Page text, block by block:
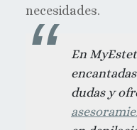
necesidades.
En
dudas y